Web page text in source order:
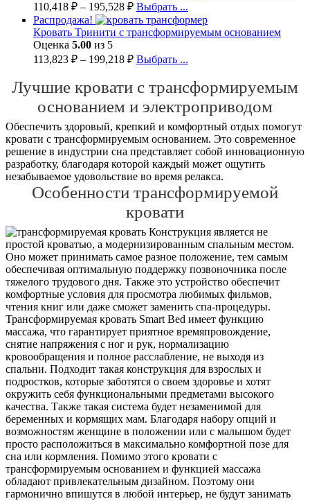
110,418 ₽ – 195,528 ₽ Выбрать ...
Распродажа!
Кровать Тринити с трансформируемым основанием
Оценка 5.00 из 5
113,823 ₽ – 199,218 ₽ Выбрать ...
Лучшие кровати с трансформируемым
основанием и электроприводом
Обеспечить здоровый, крепкий и комфортный отдых помогут
кровати с трансформируемым основанием. Это современное
решение в индустрии сна представляет собой инновационную
разработку, благодаря которой каждый может ощутить
незабываемое удовольствие во время релакса.
Особенности трансформируемой
кровати
Конструкция является не
простой кроватью, а модернизированным спальным местом.
Оно может принимать самое разное положение, тем самым
обеспечивая оптимальную поддержку позвоночника после
тяжелого трудового дня. Также это устройство обеспечит
комфортные условия для просмотра любимых фильмов,
чтения книг или даже сможет заменить спа-процедуры.
Трансформируемая кровать Smart Bed имеет функцию
массажа, что гарантирует приятное времяпровождение,
снятие напряжения с ног и рук, нормализацию
кровообращения и полное расслабление, не выходя из
спальни. Подходит такая конструкция для взрослых и
подростков, которые заботятся о своем здоровье и хотят
окружить себя функциональными предметами высокого
качества. Также такая система будет незаменимой для
беременных и кормящих мам. Благодаря набору опций и
возможностям женщине в положении или с малышом будет
просто расположиться в максимально комфортной позе для
сна или кормления. Помимо этого кровати с
трансформируемым основанием и функцией массажа
обладают привлекательным дизайном. Поэтому они
гармонично впишутся в любой интерьер, не будут занимать